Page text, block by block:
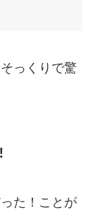
っくりで驚
た！ことが